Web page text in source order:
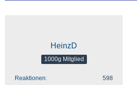
HeinzD
1000g Mitglied
Reaktionen
598